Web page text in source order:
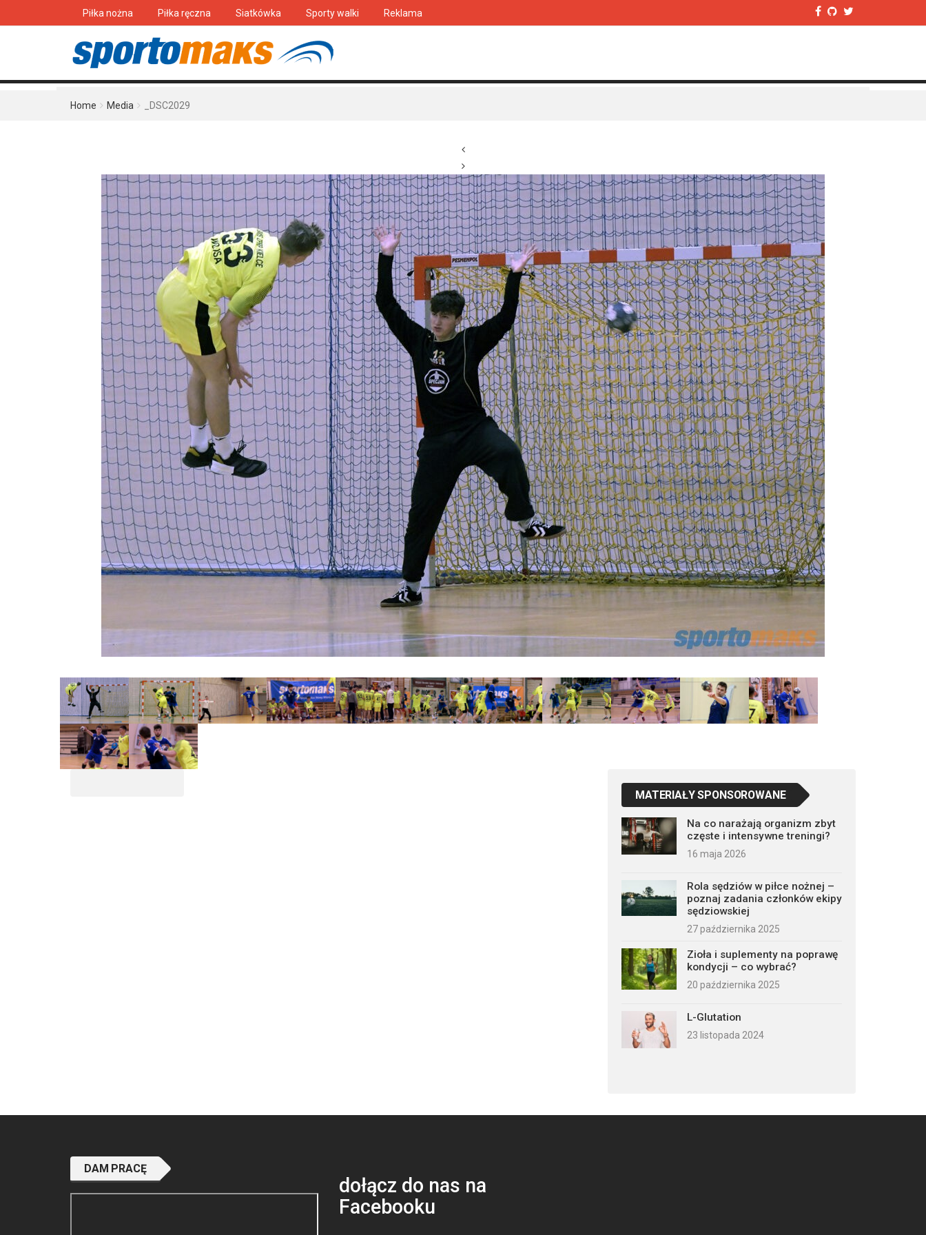
Piłka nożna Piłka ręczna Siatkówka Sporty walki Reklama
Home Media _DSC2029
MATERIAŁY SPONSOROWANE
Na co narażają organizm zbyt
częste i intensywne treningi?
16 maja 2026
Rola sędziów w piłce nożnej –
poznaj zadania członków ekipy
sędziowskiej
27 października 2025
Zioła i suplementy na poprawę
kondycji – co wybrać?
20 października 2025
L-Glutation
23 listopada 2024
DAM PRACĘ
dołącz do nas na
Facebooku